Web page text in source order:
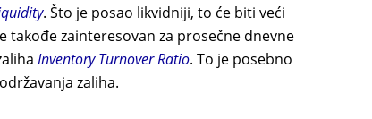
. Što je posao likvidniji, to će biti veći
takođe zainteresovan za prosečne dnevne
Inventory Turnover Ratio. To je posebno
zaliha.